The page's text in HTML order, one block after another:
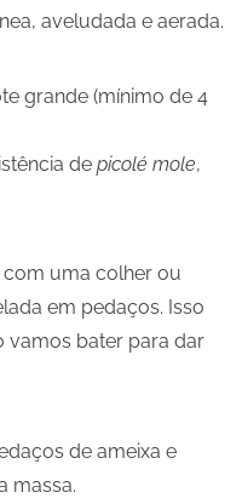
aveludada e aerada.
grande (mínimo de 4
de picolé mole,
uma colher ou
em pedaços. Isso
vamos bater para dar
de ameixa e
massa.